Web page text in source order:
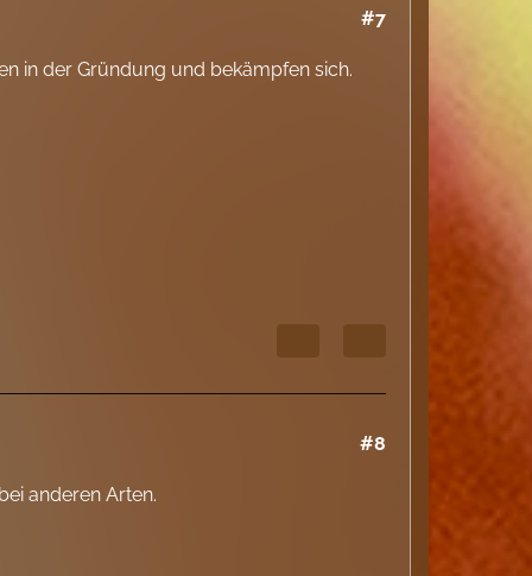
#7
in der Gründung und bekämpfen sich.
#8
anderen Arten.